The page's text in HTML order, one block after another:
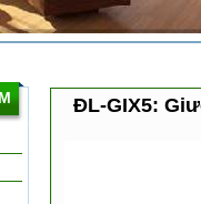
ĐL-GIX5: